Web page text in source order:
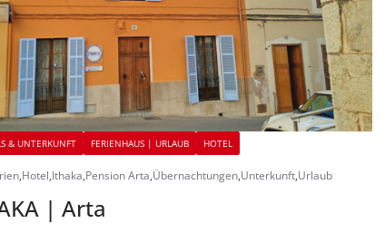
& UNTERKUNFT FERIENHAUS | URLAUB HOTEL
,Hotel,Ithaka,Pension Arta,Übernachtungen,Unterkunft,Urlaub
| Arta